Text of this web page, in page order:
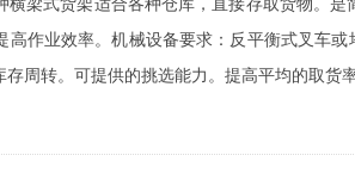
横梁式货架适合各种仓库，直接存取货物。
高作业效率。机械设备要求：反平衡式叉车
周转。可提供的挑选能力。提高平均的取货